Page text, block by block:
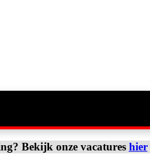
Bekijk onze vacatures hier